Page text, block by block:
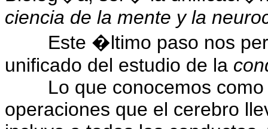
ciencia de la mente y la
Este �ltimo paso nos
unificado del estudio de la
Lo que conocemos
operaciones que el cerebro